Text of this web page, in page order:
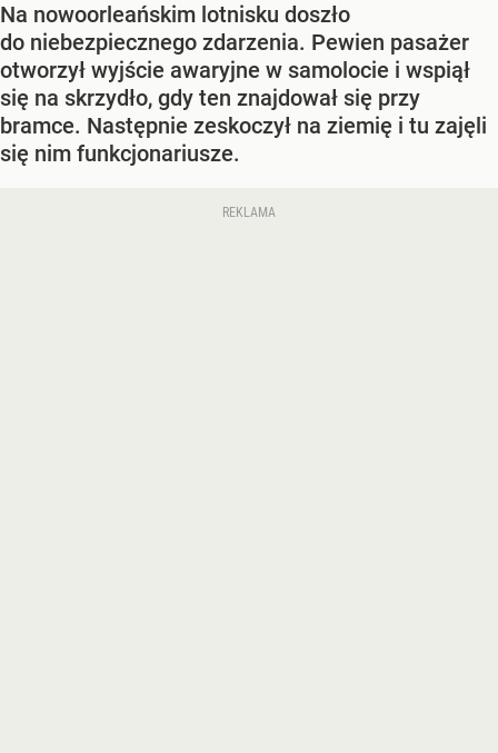
Na nowoorleańskim lotnisku doszło
do niebezpiecznego zdarzenia. Pewien pasażer
otworzył wyjście awaryjne w samolocie i wspiął
się na skrzydło, gdy ten znajdował się przy
bramce. Następnie zeskoczył na ziemię i tu zajęli
się nim funkcjonariusze.